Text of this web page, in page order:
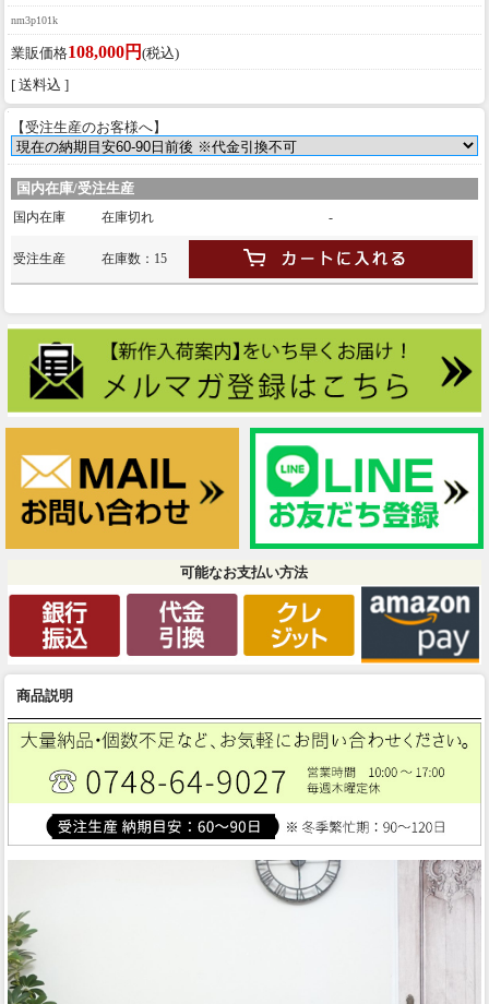
nm3p101k
業販価格108,000円 (税込)
[ 送料込 ]
【受注生産のお客様へ】
国内在庫/受注生産
国内在庫 在庫切れ -
受注生産 在庫数：15
可能なお支払い方法
商品説明